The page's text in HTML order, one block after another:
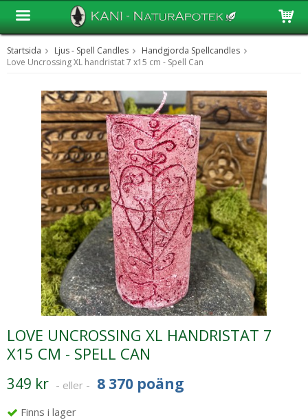
Produkten har blivit tillagd i varukorgen
Startsida Ljus - Spell Candles
Handgjorda Spellcandles
Love Uncrossing XL handristat 7 x15 cm - Spell Can
LOVE UNCROSSING XL HANDRISTAT 7
X15 CM - SPELL CAN
349 kr - eller - 8 370 poäng
Finns i lager